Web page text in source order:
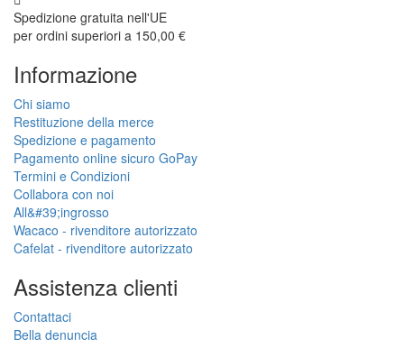
Spedizione gratuita nell'UE
per ordini superiori a 150,00 €
Informazione
Chi siamo
Restituzione della merce
Spedizione e pagamento
Pagamento online sicuro GoPay
Termini e Condizioni
Collabora con noi
All&#39;ingrosso
Wacaco - rivenditore autorizzato
Cafelat - rivenditore autorizzato
Assistenza clienti
Contattaci
Bella denuncia